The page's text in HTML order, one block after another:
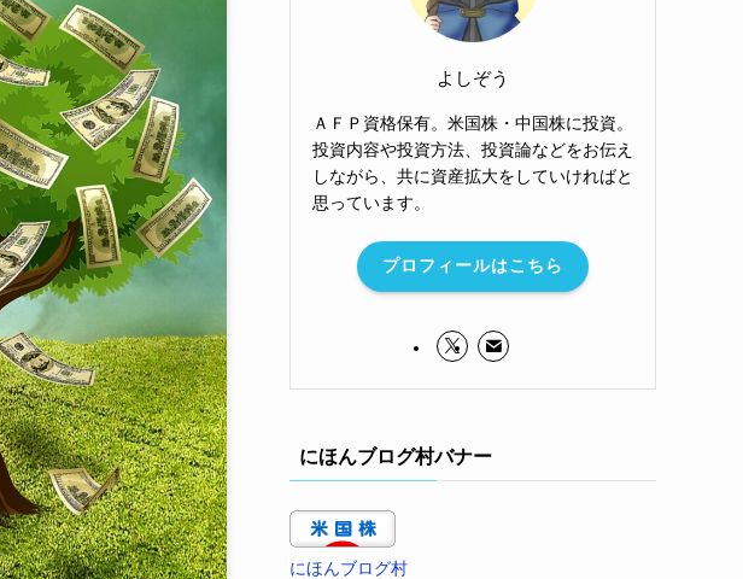
よしぞう
ＡＦＰ資格保有。米国株・中国株に投資。
投資内容や投資方法、投資論などをお伝え
しながら、共に資産拡大をしていければと
思っています。
プロフィールはこちら
にほんブログ村バナー
にほんブログ村